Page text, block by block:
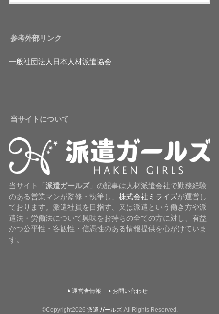
参考外部リンク
一般社団法人日本人材派遣協会
当サイトについて
当サイト「 派遣ガールズ」の記事は人材派遣会社で勤務経験
のある営業マンが監修・執筆し、 株式会社ミライズが運営し
ております。派遣社員を目指す、又は派遣という働き方や派
遣法・労働法について興味をお持ちの全ての方に対し、有益
かつ公平性・客観性・信憑性のある情報提供を心がけていま
す。
運営者情報 お問い合わせ
©Copyright2026 派遣ガールズ.All Rights Reserved.